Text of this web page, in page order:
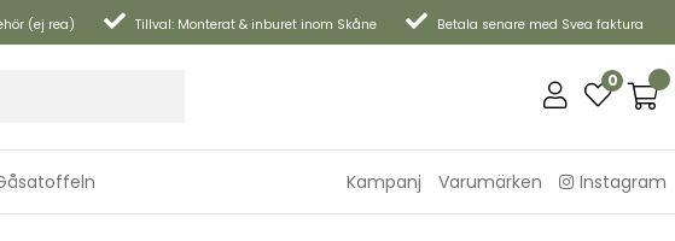
(ej rea) Tillval: Monterat & inburet inom Skåne Betala senare med Svea faktura
0
Kampanj Varumärken Instagram